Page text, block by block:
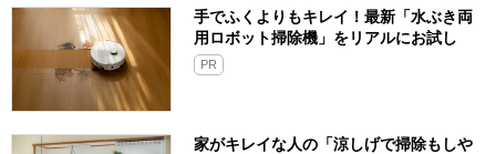
手でふくよりもキレイ！最新「水ぶき両
用ロボット掃除機」をリアルにお試し
PR
家がキレイな人の「涼しげで掃除もしや